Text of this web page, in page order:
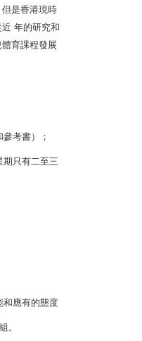
是香港現時
年的研究和
育課程發展
考書）；
期只有二至三
和應有的態度
。